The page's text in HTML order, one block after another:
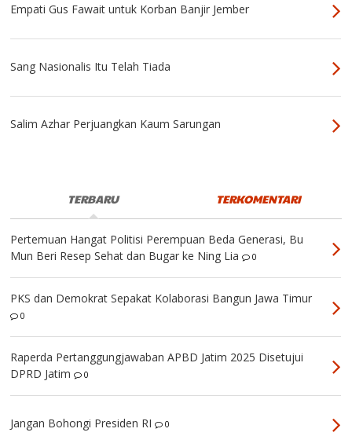
Empati Gus Fawait untuk Korban Banjir Jember
Sang Nasionalis Itu Telah Tiada
Salim Azhar Perjuangkan Kaum Sarungan
TERBARU TERKOMENTARI
Pertemuan Hangat Politisi Perempuan Beda Generasi, Bu
Mun Beri Resep Sehat dan Bugar ke Ning Lia
0
PKS dan Demokrat Sepakat Kolaborasi Bangun Jawa Timur
0
Raperda Pertanggungjawaban APBD Jatim 2025 Disetujui
DPRD Jatim
0
Jangan Bohongi Presiden RI 0